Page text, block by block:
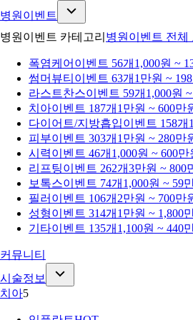
병원이벤트
병원이벤트 카테고리 병원이벤트 전체
폭염케어 이벤트 56개 1,000원 ~
썸머뷰티 이벤트 63개 1만원 ~
라스트찬스이벤트 59개 1,000원
치아이벤트 187개 1만원 ~ 600만
다이어트/지방흡입이벤트 158개
피부이벤트 303개 1만원 ~ 280만
시력이벤트 46개 1,000원 ~ 600만
리프팅이벤트 262개3만원 ~ 800
보톡스이벤트 74개 1,000원 ~ 59
필러 이벤트 106개 2만원 ~ 700만
성형이벤트 314개 1만원 ~ 1,800
기타이벤트 135개 1,100원 ~ 440
커뮤니티
시술정보
치아5